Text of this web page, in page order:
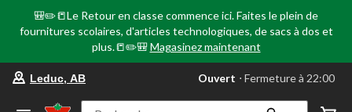
🎒✏️📒Le Retour en classe commence ici. Faites le plein de
fournitures scolaires, d'articles technologiques, de sacs à dos et
plus.📒✏️🎒 Magasinez maintenant
votre
préféré
Leduc, AB Ouvert ⋅ Fermeture à 22:00